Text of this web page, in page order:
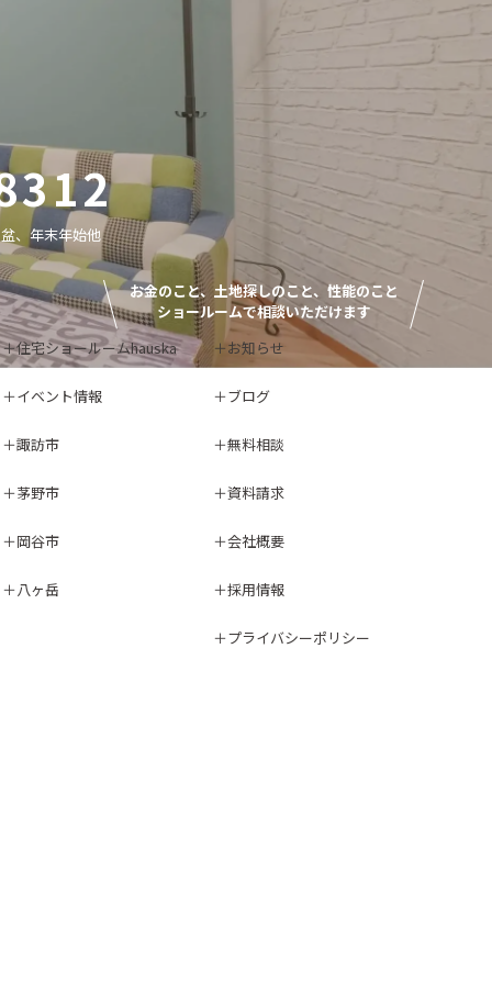
、年末年始他
お金のこと、土地探しのこと、性能のこと
ショールームで相談いただけます
住宅ショールームhauska
イベント情報
諏訪市
茅野市
岡谷市
八ヶ岳
お知らせ
ブログ
無料相談
資料請求
会社概要
採用情報
プライバシーポリシー